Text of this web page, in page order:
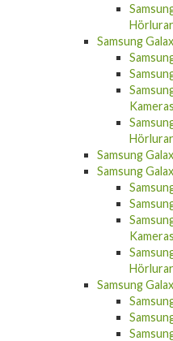
Hörlurar
Samsung
Hörlurar
Samsung
Samsung
Hörlurar
Samsung